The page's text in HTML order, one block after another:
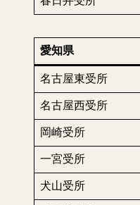
愛知県
名古屋東受所
名古屋西受所
岡崎受所
一宮受所
犬山受所